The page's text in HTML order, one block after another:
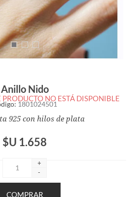
PRODUCTO NO ESTÁ DISPONIBLE
Anillo Nido
1801024501
925 con hilos de plata
$U 1.658
+
-